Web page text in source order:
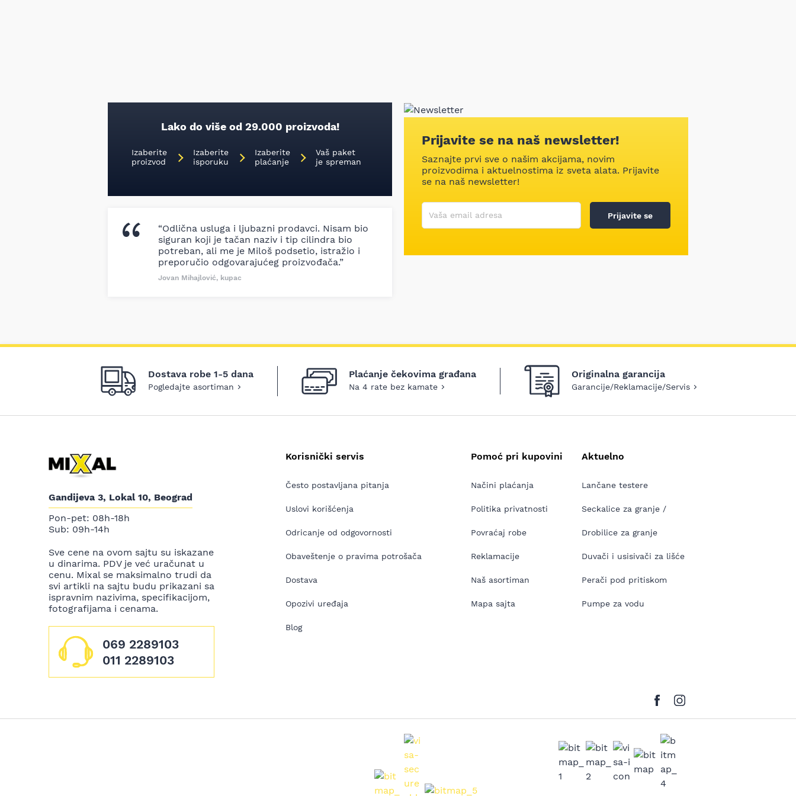
Lako do više od 29.000 proizvoda!
Izaberite
proizvod
Izaberite
isporuku
Izaberite
plaćanje
Vaš paket
je spreman
“Odlična usluga i ljubazni prodavci. Nisam bio
siguran koji je tačan naziv i tip cilindra bio
potreban, ali me je Miloš podsetio, istražio i
preporučio odgovarajućeg proizvođača.”
Jovan Mihajlović, kupac
Prijavite se na naš newsletter!
Saznajte prvi sve o našim akcijama, novim
proizvodima i aktuelnostima iz sveta alata. Prijavite
se na naš newsletter!
Korisničko ime
Vaša email adresa
Prijavite se
Dostava robe 1-5 dana
Pogledajte asortiman
Plaćanje čekovima građana
Na 4 rate bez kamate
Originalna garancija
Garancije/Reklamacije/Servis
Gandijeva 3, Lokal 10, Beograd
Pon-pet: 08h-18h
Sub: 09h-14h
Sve cene na ovom sajtu su iskazane
u dinarima. PDV je već uračunat u
cenu. Mixal se maksimalno trudi da
svi artikli na sajtu budu prikazani sa
ispravnim nazivima, specifikacijom,
fotografijama i cenama.
069 2289103
011 2289103
Korisnički servis
Često postavljana pitanja
Uslovi korišćenja
Odricanje od odgovornosti
Obaveštenje o pravima potrošača
Dostava
Opozivi uređaja
Blog
Pomoć pri kupovini
Načini plaćanja
Politika privatnosti
Povraćaj robe
Reklamacije
Naš asortiman
Mapa sajta
Aktuelno
Lančane testere
Seckalice za granje /
Drobilice za granje
Duvači i usisivači za lišće
Perači pod pritiskom
Pumpe za vodu